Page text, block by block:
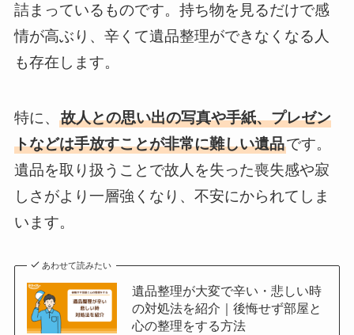
詰まっているものです。持ち物を見るだけで感
情が高ぶり、辛くて遺品整理ができなくなる人
も存在します。
特に、 故人との思い出の写真や手紙、プレゼン
トなどは手放すことが非常に難しい遺品です。
遺品を取り扱うことで故人を失った喪失感や寂
しさがより一層強くなり、不安にかられてしま
います。
あわせて読みたい
遺品整理が大変で辛い・悲しい時
の対処法を紹介｜後悔せず部屋と
心の整理をする方法